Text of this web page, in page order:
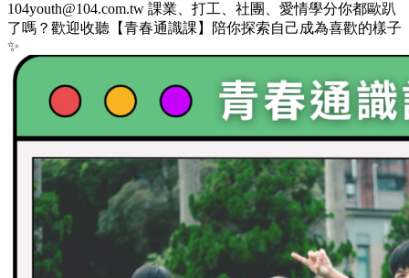
104youth@104.com.tw 課業、打工、社團、愛情學分你都歐趴
了嗎？歡迎收聽【青春通識課】陪你探索自己成為喜歡的樣子
✨